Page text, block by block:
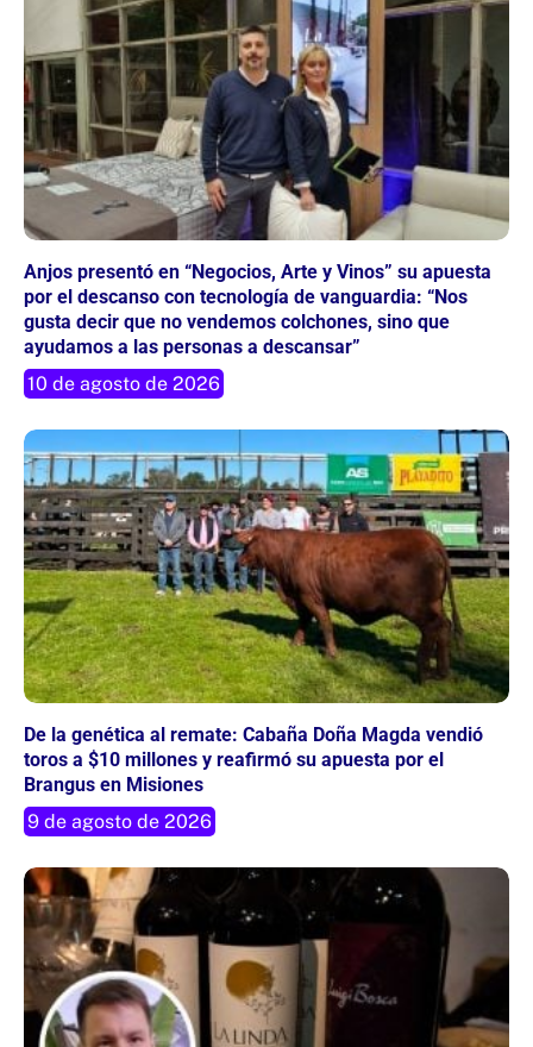
Anjos presentó en “Negocios, Arte y Vinos” su apuesta
por el descanso con tecnología de vanguardia: “Nos
gusta decir que no vendemos colchones, sino que
ayudamos a las personas a descansar”
10 de agosto de 2026
De la genética al remate: Cabaña Doña Magda vendió
toros a $10 millones y reafirmó su apuesta por el
Brangus en Misiones
9 de agosto de 2026